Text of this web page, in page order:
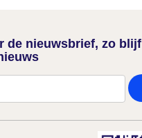
de nieuwsbrief, zo